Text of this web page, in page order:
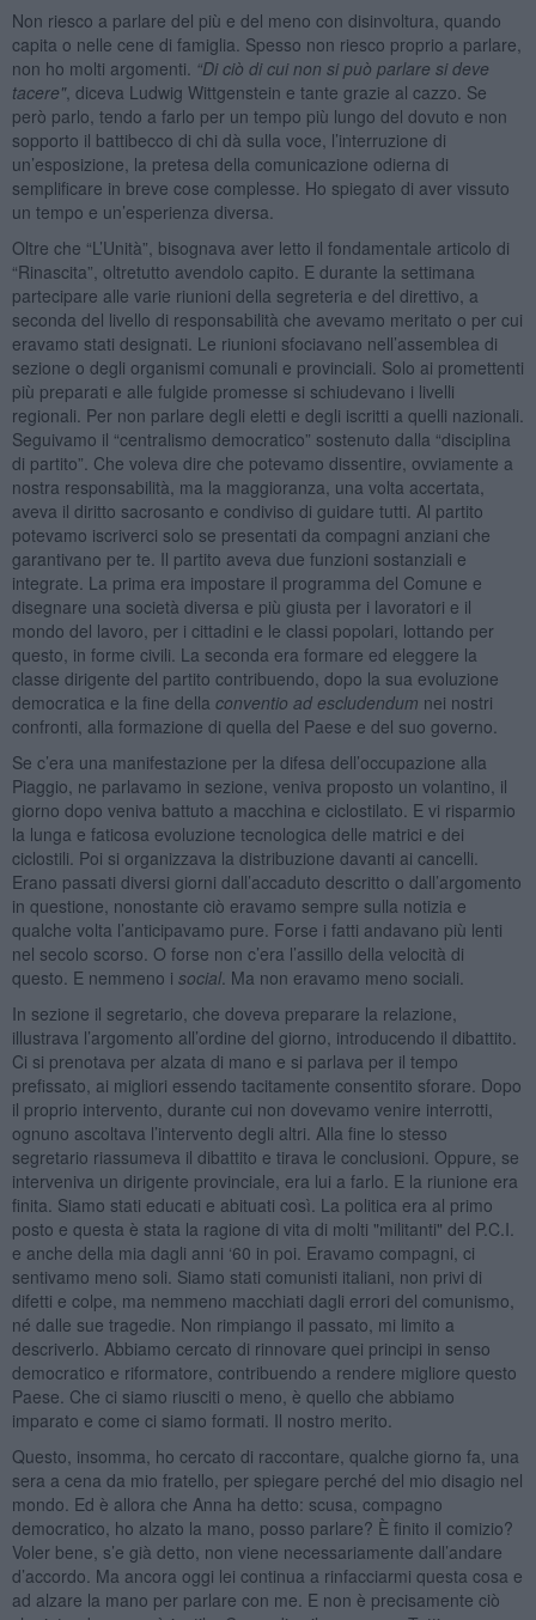
Non riesco a parlare del più e del meno con disinvoltura, quando
capita o nelle cene di famiglia. Spesso non riesco proprio a parlare,
non ho molti argomenti. “Di ciò di cui non si può parlare si deve
tacere", diceva Ludwig Wittgenstein e tante grazie al cazzo. Se
però parlo, tendo a farlo per un tempo più lungo del dovuto e non
sopporto il battibecco di chi dà sulla voce, l’interruzione di
un’esposizione, la pretesa della comunicazione odierna di
semplificare in breve cose complesse. Ho spiegato di aver vissuto
un tempo e un’esperienza diversa.
Oltre che “L’Unità”, bisognava aver letto il fondamentale articolo di
“Rinascita”, oltretutto avendolo capito. E durante la settimana
partecipare alle varie riunioni della segreteria e del direttivo, a
seconda del livello di responsabilità che avevamo meritato o per cui
eravamo stati designati. Le riunioni sfociavano nell’assemblea di
sezione o degli organismi comunali e provinciali. Solo ai promettenti
più preparati e alle fulgide promesse si schiudevano i livelli
regionali. Per non parlare degli eletti e degli iscritti a quelli nazionali.
Seguivamo il “centralismo democratico” sostenuto dalla “disciplina
di partito”. Che voleva dire che potevamo dissentire, ovviamente a
nostra responsabilità, ma la maggioranza, una volta accertata,
aveva il diritto sacrosanto e condiviso di guidare tutti. Al partito
potevamo iscriverci solo se presentati da compagni anziani che
garantivano per te. Il partito aveva due funzioni sostanziali e
integrate. La prima era impostare il programma del Comune e
disegnare una società diversa e più giusta per i lavoratori e il
mondo del lavoro, per i cittadini e le classi popolari, lottando per
questo, in forme civili. La seconda era formare ed eleggere la
classe dirigente del partito contribuendo, dopo la sua evoluzione
democratica e la fine della conventio ad escludendum nei nostri
confronti, alla formazione di quella del Paese e del suo governo.
Se c’era una manifestazione per la difesa dell’occupazione alla
Piaggio, ne parlavamo in sezione, veniva proposto un volantino, il
giorno dopo veniva battuto a macchina e ciclostilato. E vi risparmio
la lunga e faticosa evoluzione tecnologica delle matrici e dei
ciclostili. Poi si organizzava la distribuzione davanti ai cancelli.
Erano passati diversi giorni dall’accaduto descritto o dall’argomento
in questione, nonostante ciò eravamo sempre sulla notizia e
qualche volta l’anticipavamo pure. Forse i fatti andavano più lenti
nel secolo scorso. O forse non c’era l’assillo della velocità di
questo. E nemmeno i social. Ma non eravamo meno sociali.
In sezione il segretario, che doveva preparare la relazione,
illustrava l’argomento all’ordine del giorno, introducendo il dibattito.
Ci si prenotava per alzata di mano e si parlava per il tempo
prefissato, ai migliori essendo tacitamente consentito sforare. Dopo
il proprio intervento, durante cui non dovevamo venire interrotti,
ognuno ascoltava l’intervento degli altri. Alla fine lo stesso
segretario riassumeva il dibattito e tirava le conclusioni. Oppure, se
interveniva un dirigente provinciale, era lui a farlo. E la riunione era
finita. Siamo stati educati e abituati così. La politica era al primo
posto e questa è stata la ragione di vita di molti "militanti" del P.C.I.
e anche della mia dagli anni ‘60 in poi. Eravamo compagni, ci
sentivamo meno soli. Siamo stati comunisti italiani, non privi di
difetti e colpe, ma nemmeno macchiati dagli errori del comunismo,
né dalle sue tragedie. Non rimpiango il passato, mi limito a
descriverlo. Abbiamo cercato di rinnovare quei principi in senso
democratico e riformatore, contribuendo a rendere migliore questo
Paese. Che ci siamo riusciti o meno, è quello che abbiamo
imparato e come ci siamo formati. Il nostro merito.
Questo, insomma, ho cercato di raccontare, qualche giorno fa, una
sera a cena da mio fratello, per spiegare perché del mio disagio nel
mondo. Ed è allora che Anna ha detto: scusa, compagno
democratico, ho alzato la mano, posso parlare? È finito il comizio?
Voler bene, s’e già detto, non viene necessariamente dall’andare
d’accordo. Ma ancora oggi lei continua a rinfacciarmi questa cosa e
ad alzare la mano per parlare con me. E non è precisamente ciò